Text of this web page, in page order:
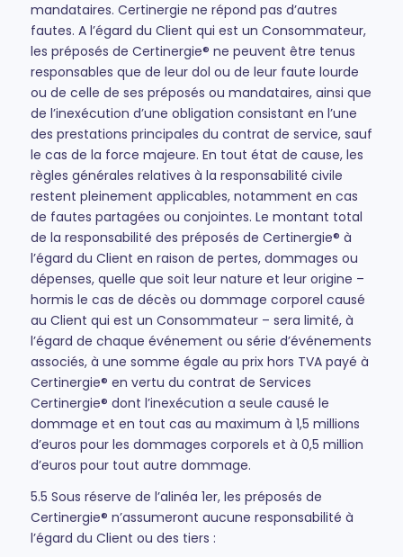
mandataires. Certinergie ne répond pas d’autres
fautes. A l’égard du Client qui est un Consommateur,
les préposés de Certinergie® ne peuvent être tenus
responsables que de leur dol ou de leur faute lourde
ou de celle de ses préposés ou mandataires, ainsi que
de l’inexécution d’une obligation consistant en l’une
des prestations principales du contrat de service, sauf
le cas de la force majeure. En tout état de cause, les
règles générales relatives à la responsabilité civile
restent pleinement applicables, notamment en cas
de fautes partagées ou conjointes. Le montant total
de la responsabilité des préposés de Certinergie® à
l’égard du Client en raison de pertes, dommages ou
dépenses, quelle que soit leur nature et leur origine –
hormis le cas de décès ou dommage corporel causé
au Client qui est un Consommateur – sera limité, à
l’égard de chaque événement ou série d’événements
associés, à une somme égale au prix hors TVA payé à
Certinergie® en vertu du contrat de Services
Certinergie® dont l’inexécution a seule causé le
dommage et en tout cas au maximum à 1,5 millions
d’euros pour les dommages corporels et à 0,5 million
d’euros pour tout autre dommage.
5.5 Sous réserve de l’alinéa 1er, les préposés de
Certinergie® n’assumeront aucune responsabilité à
l’égard du Client ou des tiers :